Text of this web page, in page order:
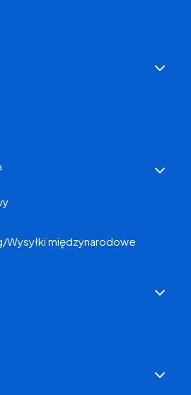
Wysyłki międzynarodowe